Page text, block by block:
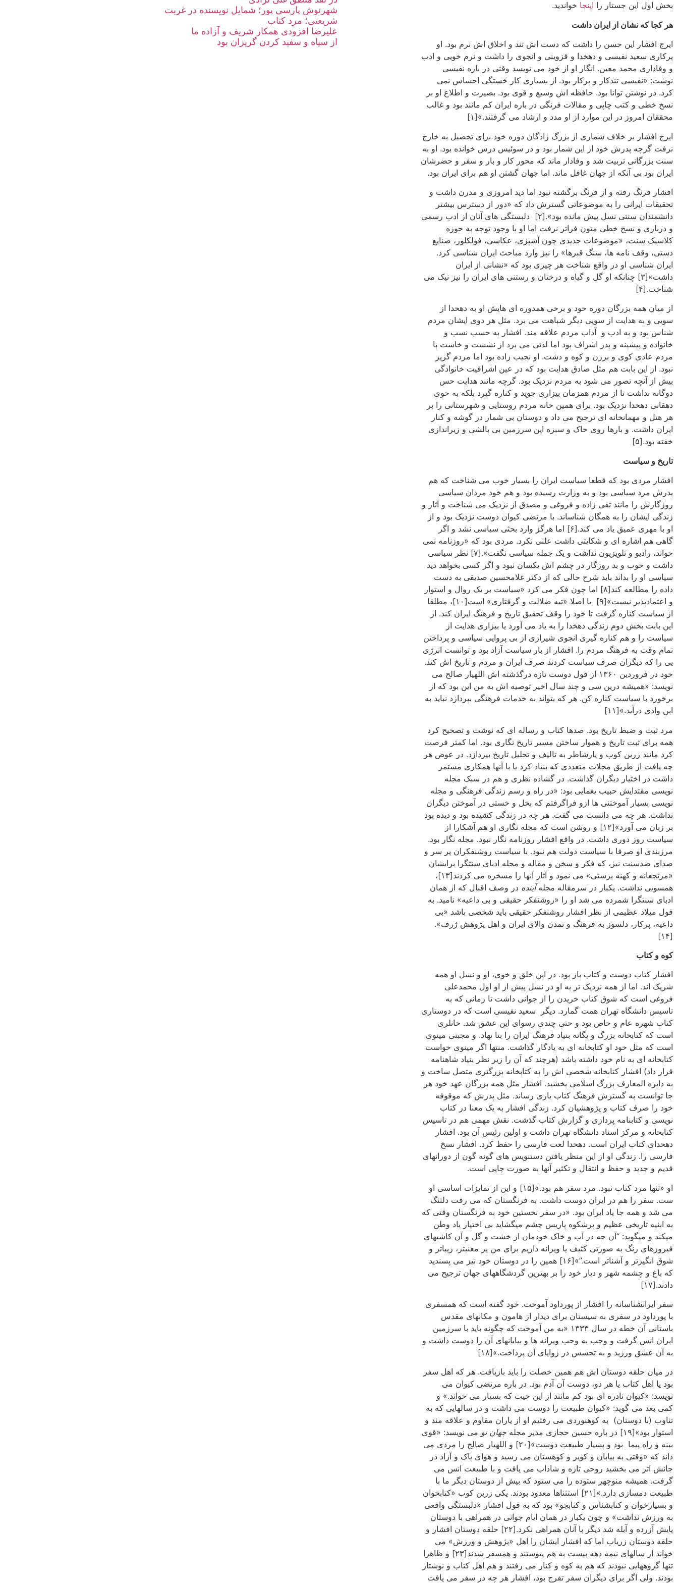
بخش اول این جستار را اینجا خواندید.
هر کجا که نشان از ایران داشت
ایرج افشار این حسن را داشت که دست اش تند و اخلاق اش نرم بود. او
پرکاری سعید نفیسی و دهخدا و قزوینی و انجوی را داشت و نرم خویی و ادب
و وفاداری محمد معین. انگار او از خود می نویسد وقتی در باره نفیسی
نوشت: «نفیسی تندکار و پرکار بود. از بسیاری کار خستگی احساس نمی
کرد. در نوشتن توانا بود. حافظه اش وسیع و قوی بود. بصیرت و اطلاع او بر
نسخ خطی و کتب چاپی و مقالات فرنگی در باره ایران کم مانند بود و غالب
محققان امروز در این موارد از او مدد و ارشاد می گرفتند.»[۱]
ایرج افشار بر خلاف شماری از بزرگ زادگان دوره خود برای تحصیل به خارج
نرفت گرچه پدرش خود از این شمار بود و در سوئیس درس خوانده بود. او به
سنت بزرگانی تربیت شد و وفادار ماند که محور کار و بار و سفر و حضرشان
ایران بود بی آنکه از جهان غافل ماند. اما جهان گشتن او هم برای ایران بود.
افشار فرنگ رفته و از فرنگ برگشته نبود اما دید امروزی و مدرن داشت و
تحقیقات ایرانی را به موضوعاتی گسترش داد که «دور از دسترس بیشتر
دانشمندان سنتی نسل پیش مانده بود».[۲] دلبستگی های آنان از ادب رسمی
و درباری و نسخ خطی متون فراتر نرفت اما او با وجود توجه به حوزه
کلاسیک سنت، «موضوعات جدیدی چون آشپزی، عکاسی، فولکلور، صنایع
دستی، وقف نامه ها، سنگ قبرها» را نیز وارد مباحث ایران شناسی کرد.
ایران شناسی او در واقع شناخت هر چیزی بود که «نشانی از ایران
داشت»[۳] چنانکه او گل و گیاه و درختان و رستنی های ایران را نیز نیک می
شناخت.[۴]
از میان همه بزرگان دوره خود و برخی همدوره ای هایش او به دهخدا از
سویی و به هدایت از سویی دیگر شباهت می برد. مثل هر دوی ایشان مردم
شناس بود و به ادب و آداب مردم علاقه مند. افشار به حسب نسب و
خانواده و پیشینه و پدر اشراف بود اما لذتی می برد از نشست و خاست با
مردم عادی کوی و برزن و کوه و دشت. او نجیب زاده بود اما مردم گریز
نبود. از این بابت هم مثل صادق هدایت بود که در عین اشرافیت خانوادگی
بیش از آنچه تصور می شود به مردم نزدیک بود. گرچه مانند هدایت حس
دوگانه نداشت تا از مردم همزمان بیزاری جوید و کناره گیرد بلکه به خوی
دهقانی دهخدا نزدیک بود. برای همین خانه مردم روستایی و شهرستانی را بر
هر هتل و مهمانخانه ای ترجیح می داد و دوستان بی شمار در گوشه و کنار
ایران داشت. و بارها روی خاک و سبزه این سرزمین بی بالشی و زیراندازی
خفته بود.[۵]
تاریخ و سیاست
افشار مردی بود که قطعا سیاست ایران را بسیار خوب می شناخت که هم
پدرش مرد سیاسی بود و به وزارت رسیده بود و هم خود مردان سیاسی
روزگارش را مانند تقی زاده و فروغی و مصدق از نزدیک می شناخت و آثار و
زندگی ایشان را به همگان شناساند. با مرتضی کیوان دوست نزدیک بود و از
او با مهری عمیق یاد می کند.[۶] اما هرگز وارد بحثی سیاسی نشد و اگر
گاهی هم اشاره ای و شکایتی داشت علنی نکرد. مردی بود که «روزنامه نمی
خواند، رادیو و تلویزیون نداشت و یک جمله سیاسی نگفت».[۷] نظر سیاسی
داشت و خوب و بد روزگار در چشم اش یکسان نبود و اگر کسی بخواهد دید
سیاسی او را بداند باید شرح حالی که از دکتر غلامحسین صدیقی به دست
داده را مطالعه کند[۸] اما چون فکر می کرد «سیاست بر یک روال و استوار
و اعتمادپذیر نیست»[۹] یا اصلا «تیه ضلالت و گرفتاری» است[۱۰]، مطلقا
از سیاست کناره گرفت تا خود را وقف تحقیق تاریخ و فرهنگ ایران کند. از
این بابت بخش دوم زندگی دهخدا را به یاد می آورد یا بیزاری هدایت از
سیاست را و هم کناره گیری انجوی شیرازی از بی پروایی سیاسی و پرداختن
تمام وقت به فرهنگ مردم را. افشار از بار سیاست آزاد بود و توانست انرژی
یی را که دیگران صرف سیاست کردند صرف ایران و مردم و تاریخ اش کند.
خود در فروردین ۱۳۶۰ از قول دوست تازه درگذشته اش اللهیار صالح می
نویسد: «همیشه درین سی و چند سال اخیر توصیه اش به من این بود که از
برخورد با سیاست کناره کن. هر که بتواند به خدمات فرهنگی بپردازد نباید به
این وادی درآید.»[۱۱]
مرد ثبت و ضبط تاریخ بود. صدها کتاب و رساله ای که نوشت و تصحیح کرد
همه برای ثبت تاریخ و هموار ساختن مسیر تاریخ نگاری بود. اما کمتر فرصت
کرد مانند زرین کوب و یارشاطر به تالیف و تحلیل تاریخ بپردازد. در عوض هر
چه یافت از طریق مجلات متعددی که بنیاد کرد یا با آنها همکاری مستمر
داشت در اختیار دیگران گذاشت. در گشاده نظری و هم در سبک مجله
نویسی مقتدایش حبیب یغمایی بود: «در راه و رسم زندگی فرهنگی و مجله
نویسی بسیار آموختنی ها ازو فراگرفتم که بخل و خستی در آموختن دیگران
نداشت. هر چه می دانست می گفت. هر چه در زندگی کشیده بود و دیده بود
بر زبان می آورد»[۱۲] و روشن است که مجله نگاری او هم آشکارا از
سیاست روز دوری داشت. در واقع افشار روزنامه نگار نبود. مجله نگار بود.
مرزبندی او صرفا با سیاست دولت هم نبود. با سیاست روشنفکران پر سر و
صدای ضدسنت نیز، که فکر و سخن و مقاله و مجله ادبای سنتگرا برایشان
«مرتجعانه و کهنه پرستی» می نمود و آثار آنها را مسخره می کردند[۱۳]،
همسویی نداشت. یکبار در سرمقاله مجلهآینده در وصف اقبال که از همان
ادبای سنتگرا شمرده می شد او را «روشنفکر حقیقی و بی داعیه» نامید. به
قول میلاد عظیمی از نظر افشار روشنفکر حقیقی باید شخصی باشد «بی
داعیه، پرکار، دلسوز به فرهنگ و تمدن والای ایران و اهل پژوهش ژرف».
[۱۴]
کوه و کتاب
افشار کتاب دوست و کتاب باز بود. در این خلق و خوی، او و نسل او همه
شریک اند. اما از همه نزدیک تر به او در نسل پیش از او اول محمدعلی
فروغی است که شوق کتاب خریدن را از جوانی داشت تا زمانی که به
تاسیس دانشگاه تهران همت گمارد. دیگر سعید نفیسی است که در دوستاری
کتاب شهره عام و خاص بود و حتی چندی رسوای این عشق شد. خانلری
است که کتابخانه بزرگ و یگانه بنیاد فرهنگ ایران را بنا نهاد. و مجبتی مینوی
است که مثل خود او کتابخانه ای به یادگار گذاشت. منتها اگر مینوی خواست
کتابخانه ای به نام خود داشته باشد (هرچند که آن را زیر نظر بنیاد شاهنامه
قرار داد) افشار کتابخانه شخصی اش را به کتابخانه بزرگتری متصل ساخت و
به دایره المعارف بزرگ اسلامی بخشید. افشار مثل همه بزرگان عهد خود هر
جا توانست به گسترش فرهنگ کتاب یاری رساند. مثل پدرش که موقوفه
خود را صرف کتاب و پژوهشیان کرد. زندگی افشار به یک معنا در کتاب
نویسی و کتابنامه پردازی و گزارش کتاب گذشت. نقش مهمی هم در تاسیس
کتابخانه و مرکز اسناد دانشگاه تهران داشت و اولین رئیس آن بود. افشار
دهخدای کتاب ایران است. دهخدا لغت فارسی را حفظ کرد. افشار نسخ
فارسی را. زندگی او از این منظر یافتن دستنویس های گونه گون از دورانهای
قدیم و جدید و حفظ و انتقال و تکثیر آنها به صورت چاپی است.
او «تنها مرد کتاب نبود. مرد سفر هم بود.»[۱۵] و این از تمایزات اساسی او
ست. سفر را هم در ایران دوست داشت. به فرنگستان که می رفت دلتنگ
می شد و همه جا یاد ایران بود. «در سفر نخستین خود به فرنگستان وقتی که
به‏ ابنیه تاریخی عظیم و پرشکوه پاریس چشم می‏گشاید بی اختیار یاد وطن
می‏کند و می‏گوید: “آن چه در آب و خاک خودمان از خشت و گل و آن کاشی‏های
فیروزه‏ای رنگ به صورتی کثیف یا ویرانه داریم برای من پر معنی‏تر، زیباتر و
شوق انگیزتر و آشناتر است.”»[۱۶] همین را در دوستان خود نیز می پسندید
که باغ و چشمه شهر و دیار خود را بر بهترین گردشگاههای جهان ترجیح می
دادند.[۱۷]
سفر ایرانشناسانه را افشار از پورداود آموخت. خود گفته است که همسفری
با پورداود در سفری به سیستان برای دیدار از هامون و مکانهای مقدس
باستانی آن خطه در سال ۱۳۳۳ «به من آموخت که چگونه باید با سرزمین
ایران انس گرفت و وجب به وجب ویرانه ها و بیابانهای آن را دوست داشت و
به آن عشق ورزید و به تجسس در زوایای آن پرداخت.»[۱۸]
در میان حلقه دوستان اش هم همین خصلت را باید بازیافت. هر که اهل سفر
بود یا اهل کتاب یا هر دو، دوست آن آدم بود. در باره مرتضی کیوان می
نویسد: «کیوان نادره ای بود کم مانند از این حیث که بسیار می خواند.» و
کمی بعد می گوید: «کیوان طبیعت را دوست می داشت و در سالهایی که به
تناوب (با دوستان) به کوهنوردی می رفتیم او از یاران مقاوم و علاقه مند و
استوار بود»[۱۹] در باره حسین حجازی مدیر مجله
جهان نو می نویسد: «قوی
بینه و راه پیما بود و بسیار طبیعت دوست»[۲۰] و اللهیار صالح را مردی می
داند که «وقتی به بیابان و کویر و کوهستان می رسید و هوای پاک و آزاد در
جانش اثر می بخشید روحی تازه و شاداب می یافت و با طبیعت انس می
گرفت. همیشه منوچهر ستوده را می ستود که بیش از دوستان دیگر ما با
طبیعت دمسازی دارد.»[۲۱] استثناها معدود بودند. یکی زرین کوب «کتابخوان
و بسیارخوان و کتابشناس و کتابجو» بود که به قول افشار «دلبستگی واقعی
به ورزش نداشت» و چون یکبار در همان ایام جوانی در همراهی با دوستان
پایش آزرده و آبله شد دیگر با آنان همراهی نکرد.[۲۲] حلقه دوستان افشار و
حلقه دوستان زریاب اما که افشار ایشان را اهل «پژوهش و ورزش» می
خواند از سالهای نیمه دهه بیست به هم پیوستند و همسفر شدند[۲۳] و ظاهرا
تنها گروههایی نبودند که هم به کوه و کنار می رفتند و هم اهل کتاب و نوشتار
بودند. ولی اگر برای دیگران سفر تفرج بود، افشار هر چه در سفر می یافت
شهرنوش پارسی پور؛ شمایل نویسنده در غربت
شریعتی؛ مرد کتاب
علیرضا افزودی همکار شریف و آزاده ما
از سیاه و سفید کردن گریزان بود